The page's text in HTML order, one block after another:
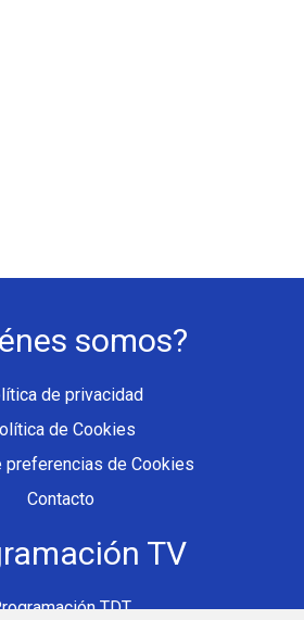
somos?
de privacidad
de Cookies
preferencias de Cookies
Contacto
TV
TDT